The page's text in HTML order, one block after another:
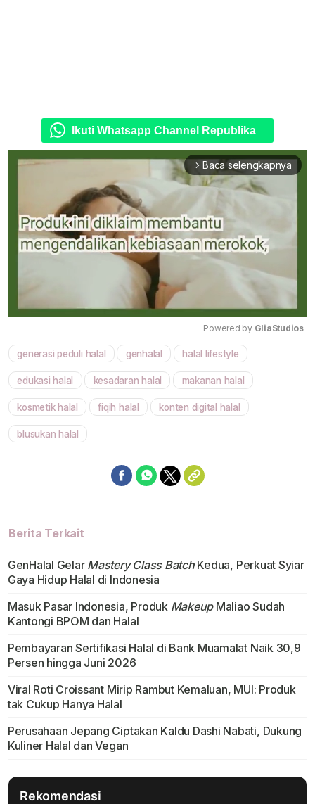
Ikuti Whatsapp Channel Republika
arrow_forward_ios Baca selengkapnya
Powered by GliaStudios
generasi peduli halal genhalal halal lifestyle
edukasi halal kesadaran halal makanan halal
kosmetik halal fiqih halal konten digital halal
blusukan halal
Berita Terkait
GenHalal Gelar Mastery Class BatchKedua, Perkuat Syiar
Gaya Hidup Halal di Indonesia
Masuk Pasar Indonesia, Produk MakeupMaliao Sudah
Kantongi BPOM dan Halal
Pembayaran Sertifikasi Halal di Bank Muamalat Naik 30,9
Persen hingga Juni 2026
Viral Roti Croissant Mirip Rambut Kemaluan, MUI: Produk
tak Cukup Hanya Halal
Perusahaan Jepang Ciptakan Kaldu Dashi Nabati, Dukung
Kuliner Halal dan Vegan
Rekomendasi